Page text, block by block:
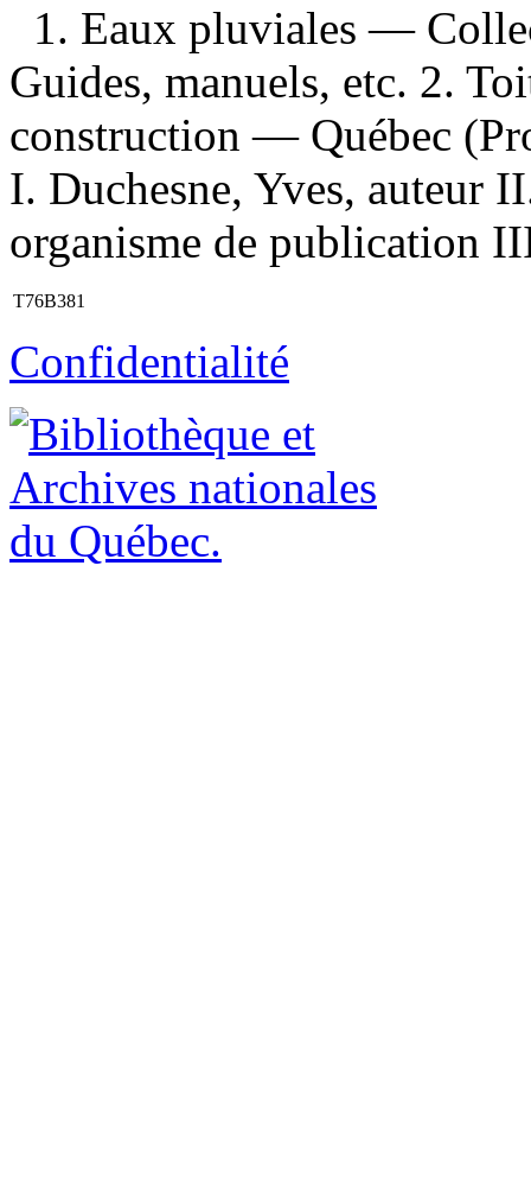
1. Eaux pluviales —
Guides, manuels, etc. 2.
construction — Québec
I. Duchesne, Yves, auteur
organisme de publication
T76B381
Confidentialité